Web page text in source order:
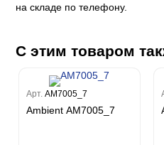
Empire
Him
на складе по телефону.
С этим товаром
Арт.AM7005_7
Ambient AM7005_7